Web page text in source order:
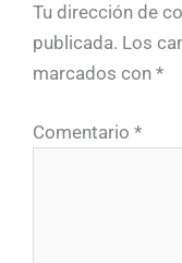
Tu dirección de
publicada. Los
marcados con *
Comentario *